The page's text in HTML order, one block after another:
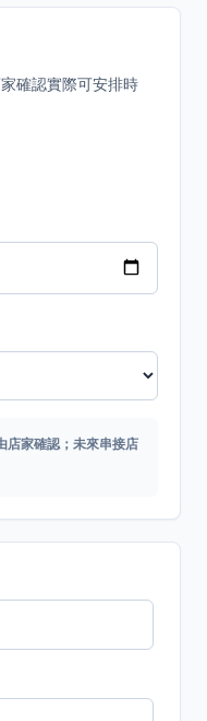
確認實際可安排時
店家確認；未來串接店